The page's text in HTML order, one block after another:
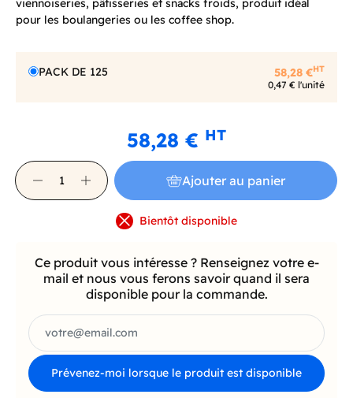
viennoiseries, pâtisseries et snacks froids, produit idéal
pour les boulangeries ou les coffee shop.
PACK DE 125 58,28 €HT
0,47 € l'unité
58,28 € HT
Ajouter au panier
Bientôt disponible
Ce produit vous intéresse ? Renseignez votre e-
mail et nous vous ferons savoir quand il sera
disponible pour la commande.
Prévenez-moi lorsque le produit est disponible